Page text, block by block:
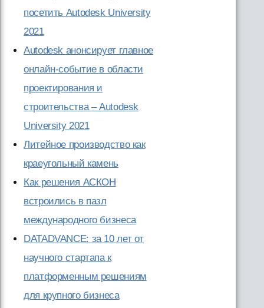
посетить Autodesk University
2021
Autodesk анонсирует главное
онлайн-событие в области
проектирования и
строительства – Autodesk
University 2021
Литейное производство как
краеугольный камень
Как решения АСКОН
встроились в пазл
международного бизнеса
DATADVANCE: за 10 лет от
научного стартапа к
платформенным решениям
для крупного бизнеса